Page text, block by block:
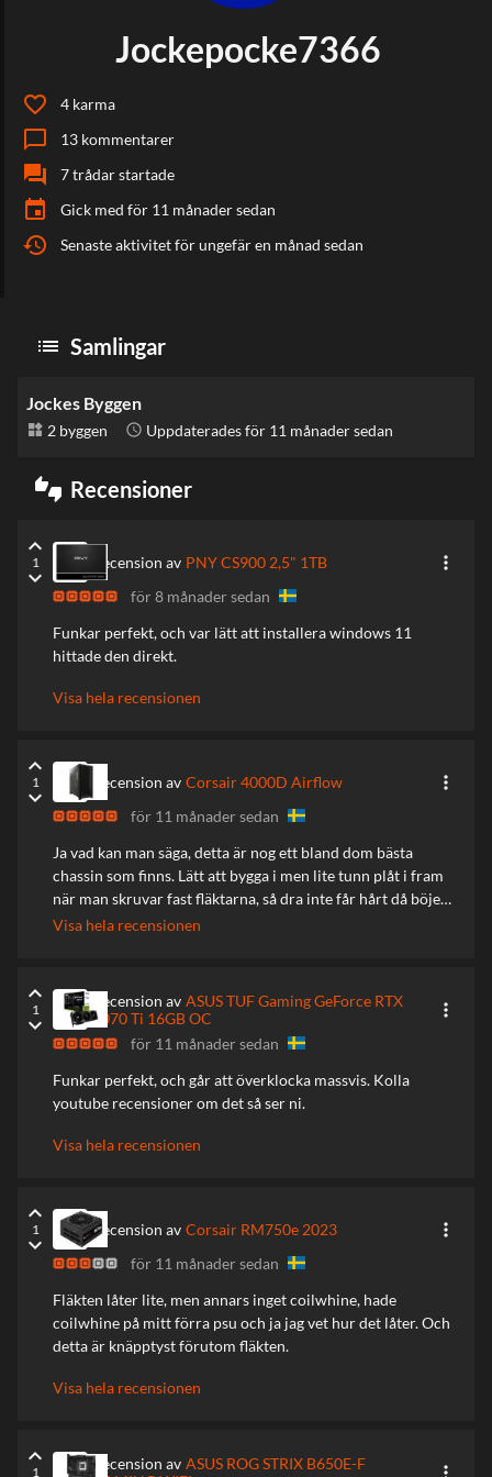
Jockepocke7366
favorite_border 4 karma
chat_bubble_outline 13 kommentarer
forum 7trådar startade
event Gick med för 11 månader sedan
history Senaste aktivitetför ungefär en månad sedan
list Samlingar
Jockes Byggen
widgets 2 byggen schedule Uppdateradesför 11 månader sedan
thumbs_up_down Recensioner
keyboard_arrow_up
1
keyboard_arrow_down
Recension av PNY CS900 2,5" 1TB more_vert
för 8 månader sedan
Funkar perfekt, och var lätt att installera windows 11
hittade den direkt.
Visa hela recensionen
keyboard_arrow_up
1
keyboard_arrow_down
Recension av Corsair 4000D Airflow more_vert
för 11 månader sedan
Ja vad kan man säga, detta är nog ett bland dom bästa
chassin som finns. Lätt att bygga i men lite tunn plåt i fram
när man skruvar fast fläktarna, så dra inte får hårt då böjer
sig plåten vid skruvarna.
Visa hela recensionen
keyboard_arrow_up
1
keyboard_arrow_down
Recension av ASUS TUF Gaming GeForce RTX
5070 Ti 16GB OC
more_vert
för 11 månader sedan
Funkar perfekt, och går att överklocka massvis. Kolla
youtube recensioner om det så ser ni.
Visa hela recensionen
keyboard_arrow_up
1
keyboard_arrow_down
Recension av Corsair RM750e 2023 more_vert
för 11 månader sedan
Fläkten låter lite, men annars inget coilwhine, hade
coilwhine på mitt förra psu och ja jag vet hur det låter. Och
detta är knäpptyst förutom fläkten.
Visa hela recensionen
keyboard_arrow_up
1 Recension av ASUS ROG STRIX B650E-F
more_vert